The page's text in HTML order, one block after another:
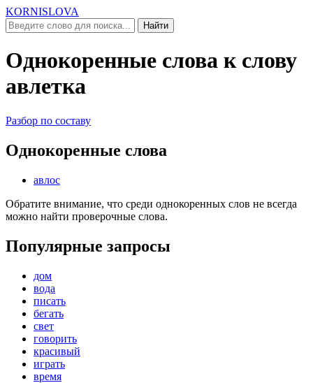
KORNISLOVA
Найти
Однокоренные слова к слову
авлетка
Разбор по составу
Однокоренные слова
авлос
Обратите внимание, что среди однокоренных слов не всегда
можно найти проверочные слова.
Популярные запросы
дом
вода
писать
бегать
свет
говорить
красивый
играть
время